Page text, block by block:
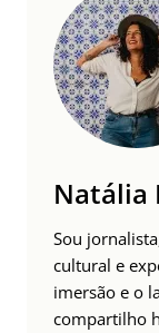
Natália
Sou
cultural e
imersão e o
compartilho